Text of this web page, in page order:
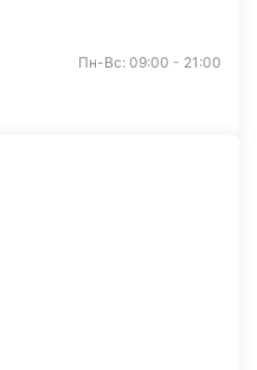
Пн-Вс: 09:00 - 21:00